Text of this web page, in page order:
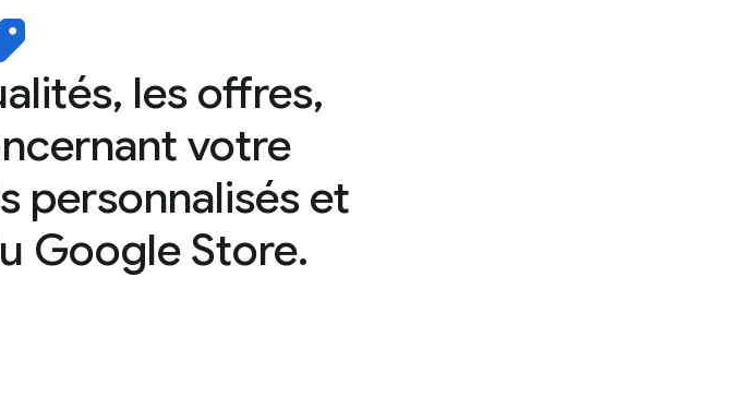
les offres,
votre
personnalisés et
Google Store.